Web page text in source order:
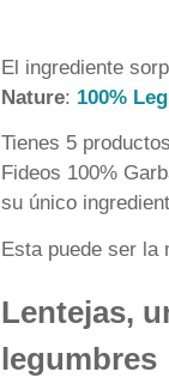
El ingrediente
Nature: 100%
Tienes 5
Fideos 100%
su único
Esta puede ser la
Lentejas,
legumbres